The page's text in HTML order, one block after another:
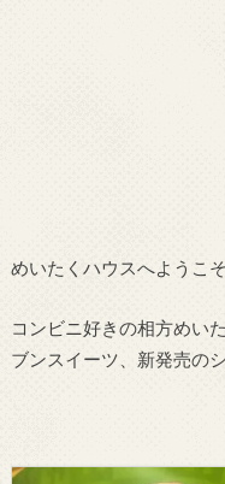
めいたくハウスへようこ
コンビニ好きの相方めい
ブンスイーツ、新発売の